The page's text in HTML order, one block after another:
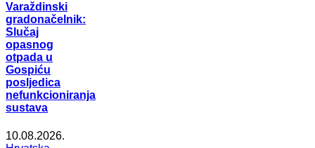
Varaždinski
gradonačelnik:
Slučaj
opasnog
otpada u
Gospiću
posljedica
nefunkcioniranja
sustava
10.08.2026.